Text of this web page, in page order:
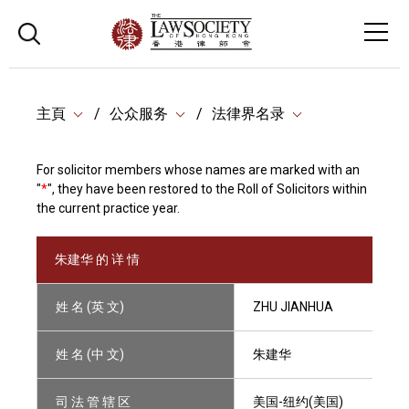
主頁 公众服务 法律界名录
For solicitor members whose names are marked with an
"*", they have been restored to the Roll of Solicitors within
the current practice year.
朱建华 的 详 情
姓 名 (英 文) ZHU JIANHUA
姓 名 (中 文) 朱建华
司 法 管 辖 区 美国-纽约(美国)